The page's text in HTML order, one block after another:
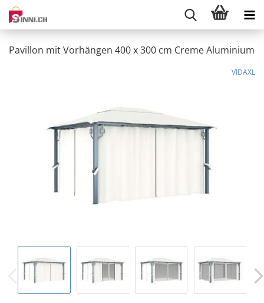
Pavillon mit Vorhängen 400 x 300 cm Creme Aluminium
VIDAXL